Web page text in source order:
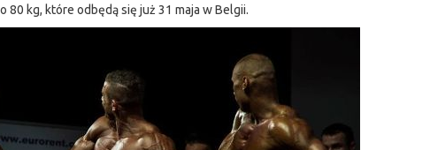
kg, które odbędą się już 31 maja w Belgii.